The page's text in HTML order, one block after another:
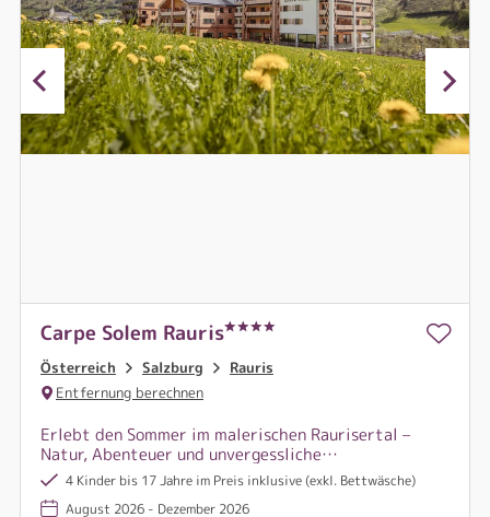
Carpe Solem Rauris
Österreich Salzburg
Rauris
Entfernung berechnen
Erlebt den Sommer im malerischen Raurisertal –
Natur, Abenteuer und unvergessliche
Familienmomente inmitten der Alpen.
4 Kinder bis 17 Jahre im Preis inklusive (exkl. Bettwäsche)
August 2026 - Dezember 2026